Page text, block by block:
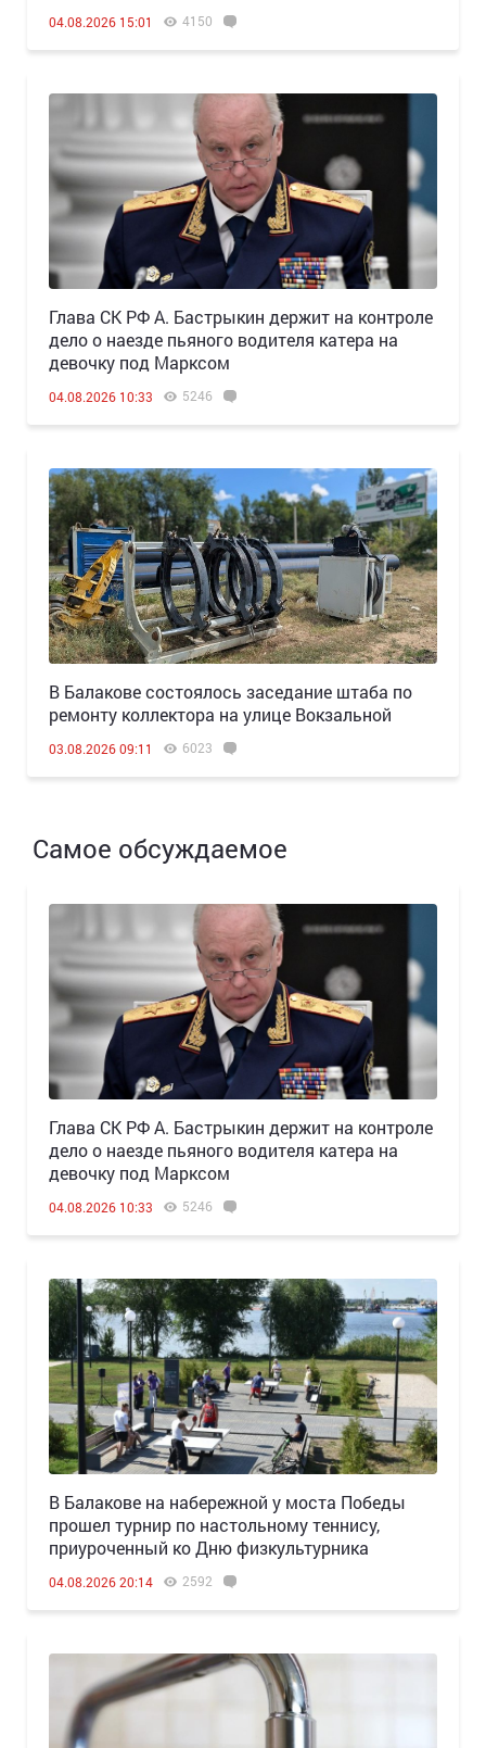
04.08.2026 15:01 4150
Глава СК РФ А. Бастрыкин держит на контроле
дело о наезде пьяного водителя катера на
девочку под Марксом
04.08.2026 10:33 5246
В Балакове состоялось заседание штаба по
ремонту коллектора на улице Вокзальной
03.08.2026 09:11 6023
Самое обсуждаемое
Глава СК РФ А. Бастрыкин держит на контроле
дело о наезде пьяного водителя катера на
девочку под Марксом
04.08.2026 10:33 5246
В Балакове на набережной у моста Победы
прошел турнир по настольному теннису,
приуроченный ко Дню физкультурника
04.08.2026 20:14 2592